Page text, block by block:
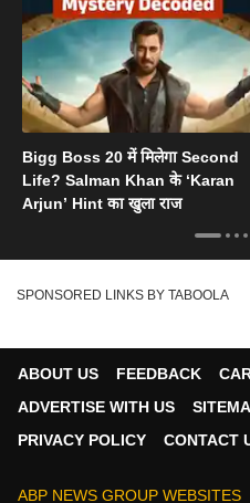
Bigg Boss 20 में मिलेगा Second
Life? Salman Khan के ‘Karan
Arjun’ Hint का खुला राज
SPONSORED LINKS BY TABOOLA
ABOUT US FEEDBACK
ADVERTISE WITH US
PRIVACY POLICY
CONTACT
ABP NEWS GROUP WEBSITES